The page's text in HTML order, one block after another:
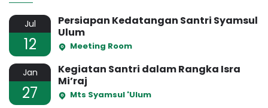
Jul
12
Persiapan Kedatangan Santri Syamsul
Ulum
Meeting Room
Jan
27
Kegiatan Santri dalam Rangka Isra
Mi’raj
Mts Syamsul 'Ulum